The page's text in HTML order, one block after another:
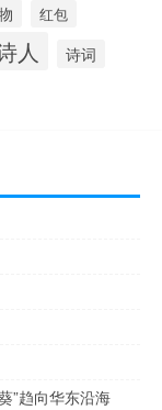
红包
人 诗词
”趋向华东沿海